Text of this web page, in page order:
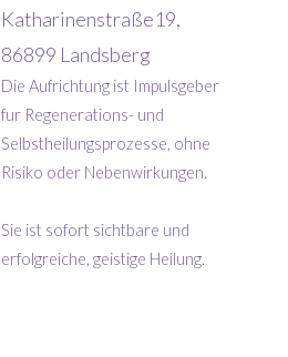
Katharinenstraße19,
86899 Landsberg
Die Aufrichtung ist Impulsgeber
fur Regenerations- und
Selbstheilungsprozesse, ohne
Risiko oder Nebenwirkungen.
Sie ist sofort sichtbare und
erfolgreiche, geistige Heilung.